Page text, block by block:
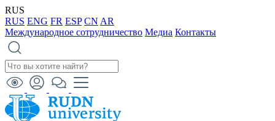
RUS
RUS ENG FR ESP CN AR
Международное сотрудничество Медиа Контакты